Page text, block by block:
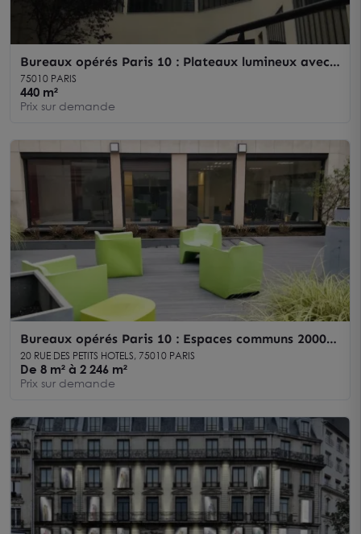
Bureaux opérés Paris 10 : Plateaux lumineux avec
terrasse
75010 PARIS
440 m²
Prix sur demande
Bureaux opérés Paris 10 : Espaces communs 2000
m² et services inclus
20 RUE DES PETITS HOTELS, 75010 PARIS
De 8 m² à 2 246 m²
Prix sur demande